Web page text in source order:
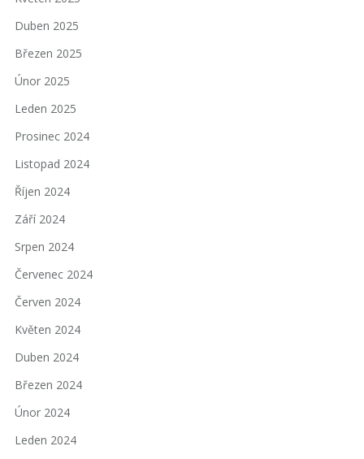
Duben 2025
Březen 2025
Únor 2025
Leden 2025
Prosinec 2024
Listopad 2024
Říjen 2024
Září 2024
Srpen 2024
Červenec 2024
Červen 2024
Květen 2024
Duben 2024
Březen 2024
Únor 2024
Leden 2024